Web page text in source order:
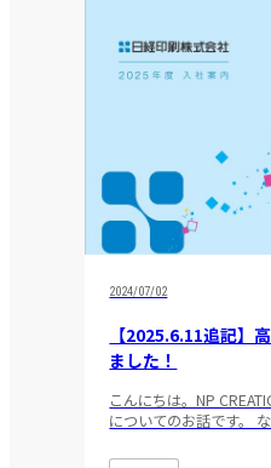
2024/07/02
【2025.6.11追記】
ました！
こんにちは。NP
についてのお話です。